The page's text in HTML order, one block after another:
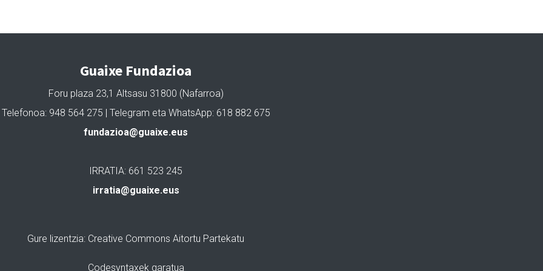
Guaixe Fundazioa
Foru plaza 23,1 Altsasu 31800 (Nafarroa)
Telefonoa: 948 564 275 | Telegram eta WhatsApp: 618 882 675
fundazioa@guaixe.eus
IRRATIA: 661 523 245
irratia@guaixe.eus
Gure lizentzia: Creative Commons Aitortu Partekatu
Codesyntaxek garatua